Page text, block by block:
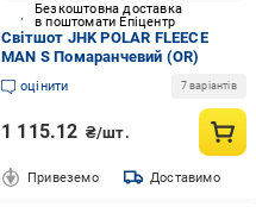
Безкоштовна доставка
в поштомати Епіцентр
Світшот JHK POLAR FLEECE
MAN S Помаранчевий (OR)
оцінити 7 варіантів
1 115.12 ₴/шт.
Привеземо Доставимо